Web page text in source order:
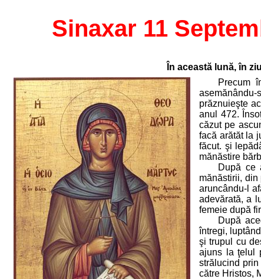
Sinaxar 11
În această lună, în
Precum
prăznuieşte
anul 472.
căzut pe
facă arătăt la
făcut. şi
mănăstire
După ce
mănăstirii,
aruncându-l
adevărată, a
femeie după
După
întregi,
şi trupul cu
ajuns la ţelul
strălucind
către Hristos,